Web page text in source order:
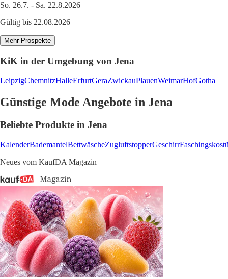
So. 26.7. - Sa. 22.8.2026
Gültig bis 22.08.2026
Mehr Prospekte
KiK in der Umgebung von Jena
LeipzigChemnitzHalleErfurtGeraZwickauPlauenWeimarHofGotha
Günstige Mode Angebote in Jena
Beliebte Produkte in Jena
KalenderBademantelBettwäscheZugluftstopperGeschirr
Neues vom KaufDA Magazin